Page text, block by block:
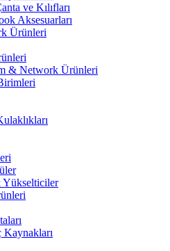
ve Kılıfları
Aksesuarları
Ürünleri
& Network Ürünleri
Yükselticiler